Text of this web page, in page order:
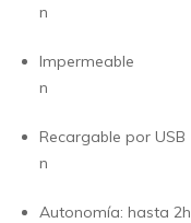
n
Impermeable
n
Recargable por USB
n
Autonomía: hasta 2h